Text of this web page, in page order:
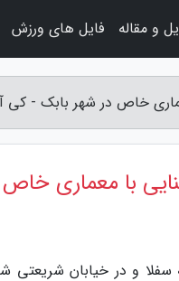
خاص در شهر بابک - کی
با معماری
سفلا و در خیابان
و مقاله فایل های ورزش